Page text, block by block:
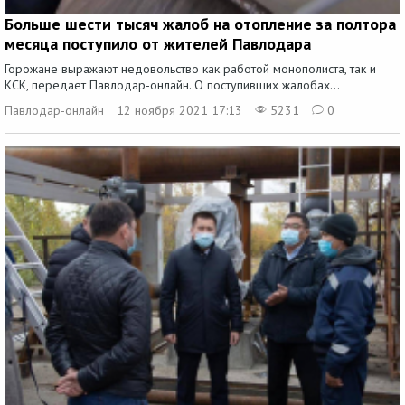
Больше шести тысяч жалоб на отопление за полтора
месяца поступило от жителей Павлодара
Горожане выражают недовольство как работой монополиста, так и
КСК, передает Павлодар-онлайн. О поступивших жалобах...
Павлодар-онлайн
12 ноября 2021 17:13 5231 0